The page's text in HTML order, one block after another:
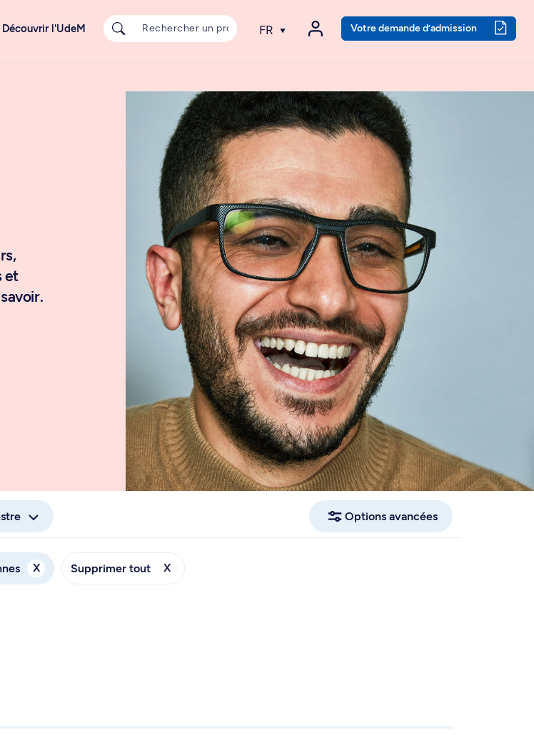
Découvrir l'UdeM FR Votre demande d’admission
et
Options avancées
X Supprimer tout X